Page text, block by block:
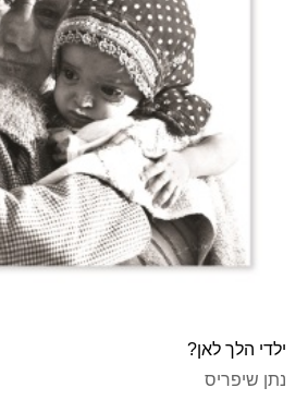
ילדי הלך לאן?
נתן שיפריס